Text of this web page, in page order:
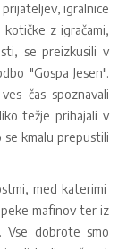
igralnice
z igračami,
se preizkusili v
"Gospa Jesen".
čas spoznavali
težje prihajali v
kmalu prepustili
med katerimi
mafinov ter iz
Vse dobrote smo